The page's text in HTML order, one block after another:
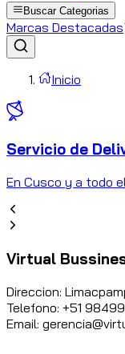
Buscar Categorias
Marcas Destacadas
Inicio
Servicio de
En Cusco y a todo
Virtual
Direccion:
Telefono: +51
Email: